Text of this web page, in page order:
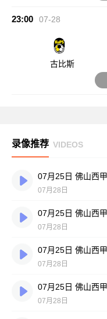
23:00 07-28
古比斯
录像推荐 VIDEOS
07月28日
07月28日
07月28日
07月28日